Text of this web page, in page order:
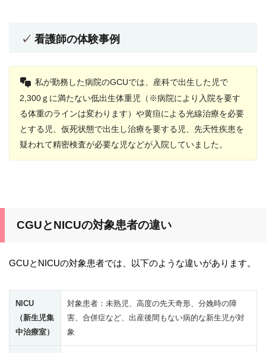
看護師の体験事例
私が勤務した病院のGCUでは、産科で出生した児で
2,300ｇに満たない低出生体重児（※病院により入院を要す
る体重のラインは変わります）や黄疸による光線治療を必要
とする児、仮死状態で出生し治療を要する児、先天性疾患を
疑われて精密検査が必要な児などが入院していました。
CGUとNICUの対象患者の違い
GCUとNICUの対象患者では、以下のような違いがあります。
NICU
（新生児集
中治療室）
対象患者：未熟児、高度の先天奇形、分娩時の障
害、合併症など、出産後間もない病的な新生児が対
象